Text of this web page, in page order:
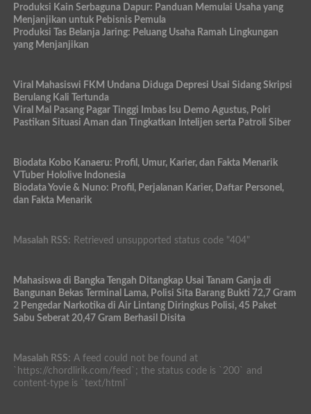
Produksi Kain Serbaguna Dapur: Panduan Memulai Usaha yang
Menjanjikan untuk Pebisnis Pemula
Produksi Tas Belanja Jaring: Peluang Usaha Ramah Lingkungan
yang Menjanjikan
Viral Mahasiswi FKM Undana Diduga Depresi Usai Sidang Skripsi
Berulang Kali Tertunda
Viral Mal Pasang Pagar Tinggi Imbas Isu Demo Agustus, Polri
Pastikan Situasi Aman dan Tingkatkan Intelijen serta Patroli Siber
Biodata Kobo Kanaeru: Profil, Umur, Karier, dan Fakta Menarik
VTuber Hololive Indonesia
Biodata Yovie & Nuno: Profil, Perjalanan Karier, Daftar Personel,
dan Fakta Menarik
Masalah RSS: Retrieved unsupported status code "404"
Mahasiswa di Bangka Tengah Ditangkap Usai Tanam Ganja di
Bangunan Bekas Terminal Lama, Polisi Sita Barang Bukti 72,7 Gram
2 Pengedar Narkotika di Air Lintang Diringkus Polisi, 45 Paket
Sabu Seberat 20,47 Gram Berhasil Disita
Masalah RSS: A feed could not be found at
`https://chordlirik.com/feed`; the status code is `200` and
content-type is `text/html`